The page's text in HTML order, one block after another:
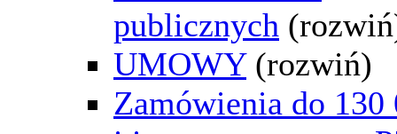
publicznych
UMOWY (rozwiń)
Zamówienia do 130